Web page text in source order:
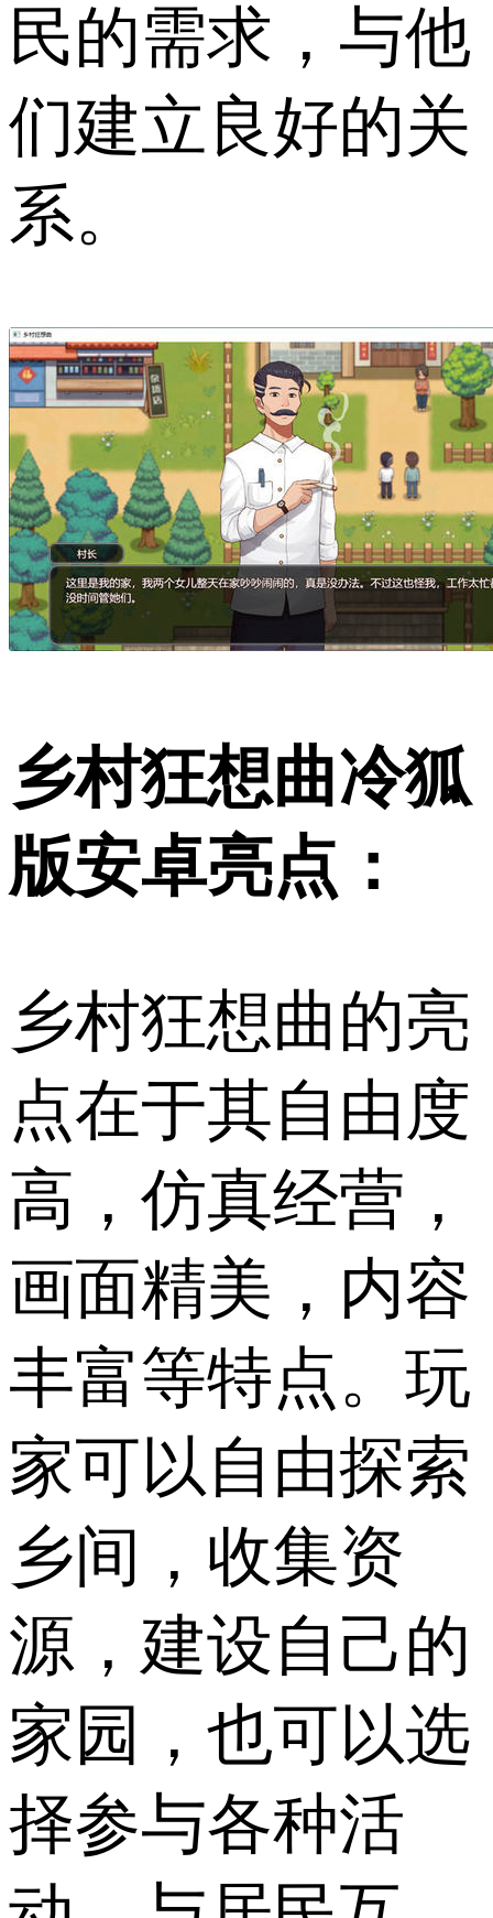
民的需求，与他
们建立良好的关
系。
乡村狂想曲冷狐
版安卓亮点：
乡村狂想曲的亮
点在于其自由度
高，仿真经营，
画面精美，内容
丰富等特点。玩
家可以自由探索
乡间，收集资
源，建设自己的
家园，也可以选
择参与各种活